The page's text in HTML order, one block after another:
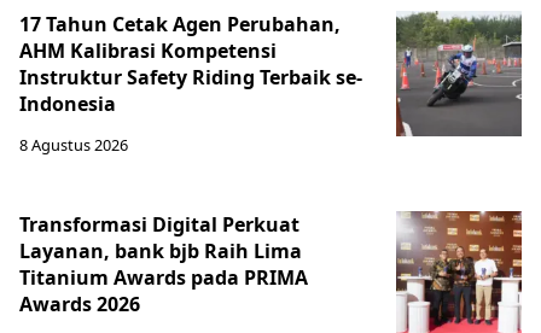
17 Tahun Cetak Agen Perubahan,
AHM Kalibrasi Kompetensi
Instruktur Safety Riding Terbaik se-
Indonesia
8 Agustus 2026
Transformasi Digital Perkuat
Layanan, bank bjb Raih Lima
Titanium Awards pada PRIMA
Awards 2026